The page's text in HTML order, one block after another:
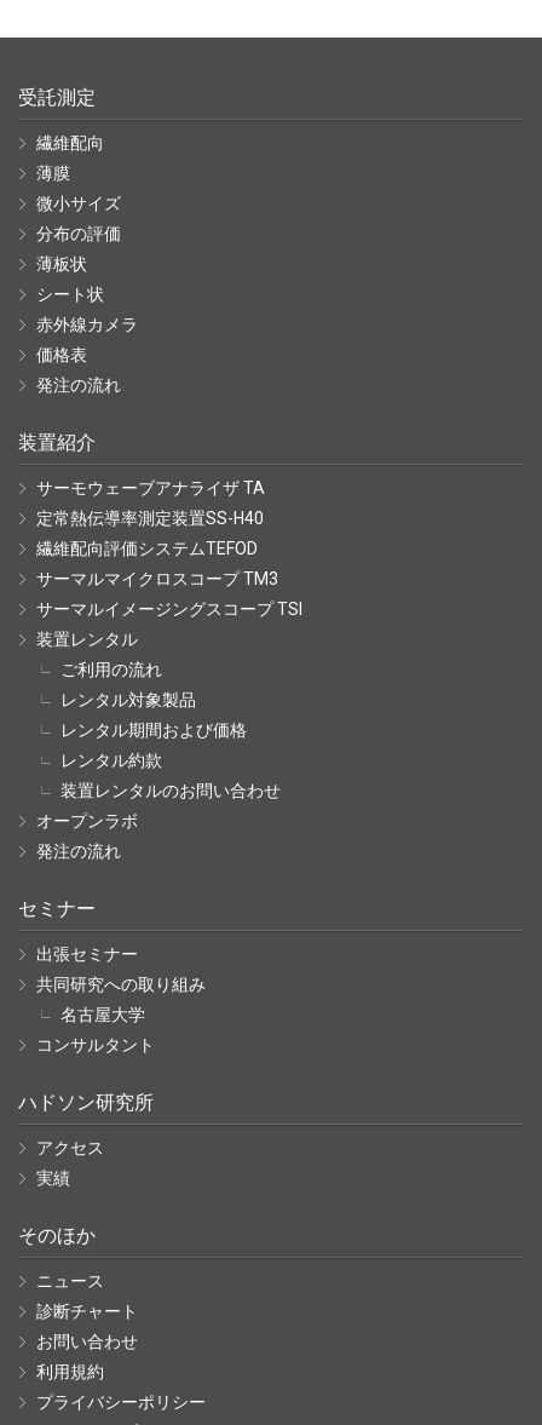
受託測定
繊維配向
薄膜
微小サイズ
分布の評価
薄板状
シート状
赤外線カメラ
価格表
発注の流れ
装置紹介
サーモウェーブアナライザ TA
定常熱伝導率測定装置SS-H40
繊維配向評価システムTEFOD
サーマルマイクロスコープ TM3
サーマルイメージングスコープ TSI
装置レンタル
ご利用の流れ
レンタル対象製品
レンタル期間および価格
レンタル約款
装置レンタルのお問い合わせ
オープンラボ
発注の流れ
セミナー
出張セミナー
共同研究への取り組み
名古屋大学
コンサルタント
ハドソン研究所
アクセス
実績
そのほか
ニュース
診断チャート
お問い合わせ
利用規約
プライバシーポリシー